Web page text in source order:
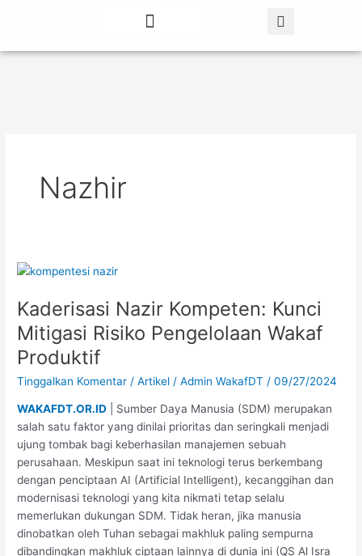
Nazhir
Kaderisasi Nazir Kompeten: Kunci
Mitigasi Risiko Pengelolaan Wakaf
Produktif
Tinggalkan Komentar /Artikel /Admin WakafDT /09/27/2024
WAKAFDT.OR.ID | Sumber Daya Manusia (SDM) merupakan
salah satu faktor yang dinilai prioritas dan seringkali menjadi
ujung tombak bagi keberhasilan manajemen sebuah
perusahaan. Meskipun saat ini teknologi terus berkembang
dengan penciptaan AI (Artificial Intelligent), kecanggihan dan
modernisasi teknologi yang kita nikmati tetap selalu
memerlukan dukungan SDM. Tidak heran, jika manusia
dinobatkan oleh Tuhan sebagai makhluk paling sempurna
dibandingkan makhluk ciptaan lainnya di dunia ini (QS Al Isra
Kaderisasi
Kompeten:
Kunci
Mitigasi
Risiko
Pengelolaan
Produktif